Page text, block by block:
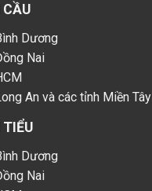
CẦU
Dương
Nai
An và các tỉnh Miền Tây
TIỂU
Dương
Nai